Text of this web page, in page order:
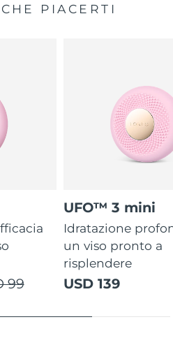
PIACERTI
99
UFO™ 3 mini
Idratazione
un viso pronto a
risplendere
USD 139